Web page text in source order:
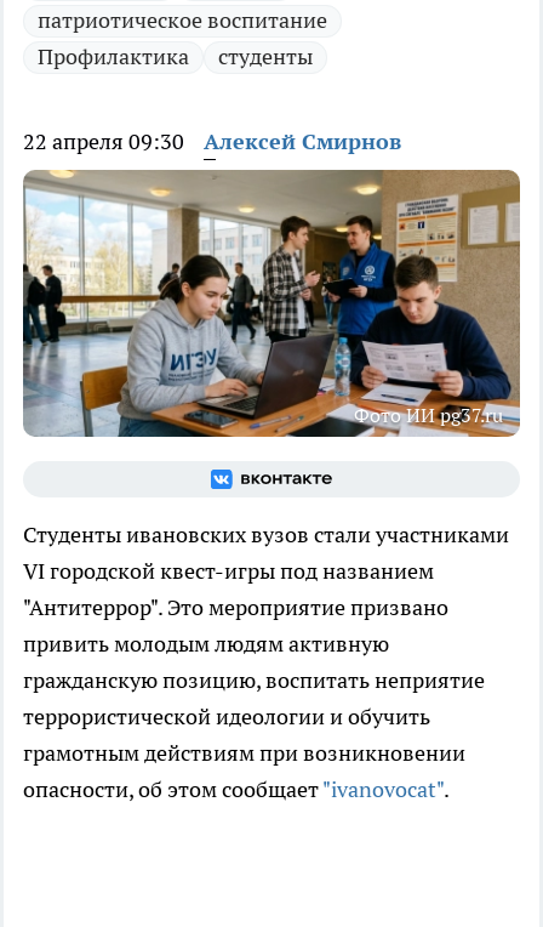
патриотическое воспитание
Профилактика
студенты
22 апреля 09:30 Алексей Смирнов
Фото ИИ pg37.ru
Студенты ивановских вузов стали участниками
VI городской квест-игры под названием
"Антитеррор". Это мероприятие призвано
привить молодым людям активную
гражданскую позицию, воспитать неприятие
террористической идеологии и обучить
грамотным действиям при возникновении
опасности, об этом сообщает"ivanovocat".